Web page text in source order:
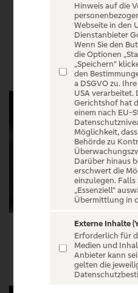
Franck Carducci & The Fantastic Squad
Tickets ab € 21,60
Hinweis auf die
Webseite in den
Dienstanbieter
Wenn Sie den
die Optionen
„Speichern“
den
a DSGVO zu.
USA verarbeitet.
Gerichtshof hat
einem nach EU-
Möglichkeit,
Behörde zu
Darüber hinaus
erschwert die
einzulegen. Falls
„Essenziell“
Übermittlung in
Externe Inhalte
Erforderlich für
Medien und
Anbieter kann
gelten die